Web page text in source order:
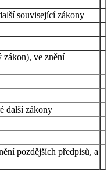
související zákony
zákon), ve znění
další zákony
pozdějších předpisů, a